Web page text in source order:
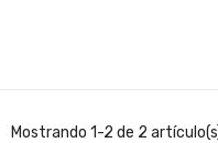
Mostrando 1-2 de 2